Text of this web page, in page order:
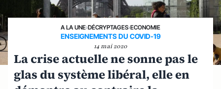
A LA UNE›DÉCRYPTAGES›ECONOMIE
ENSEIGNEMENTS DU COVID-19
14 mai 2020
La crise actuelle ne sonne pas le
glas du système libéral, elle en